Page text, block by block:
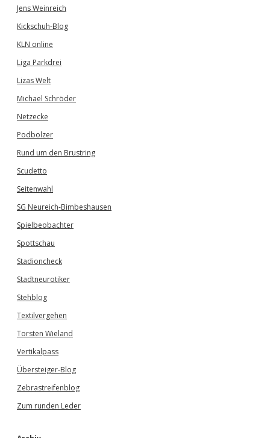
Jens Weinreich
Kickschuh-Blog
KLN online
Liga Parkdrei
Lizas Welt
Michael Schröder
Netzecke
Podbolzer
Rund um den Brustring
Scudetto
Seitenwahl
SG Neureich-Bimbeshausen
Spielbeobachter
Spottschau
Stadioncheck
Stadtneurotiker
Stehblog
Textilvergehen
Torsten Wieland
Vertikalpass
Übersteiger-Blog
Zebrastreifenblog
Zum runden Leder